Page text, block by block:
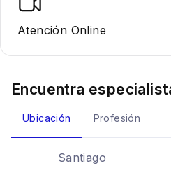
Atención Online
Encuentra
Ubicación Profesión
Santiago